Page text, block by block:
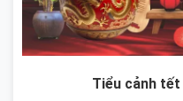
Tiểu cảnh